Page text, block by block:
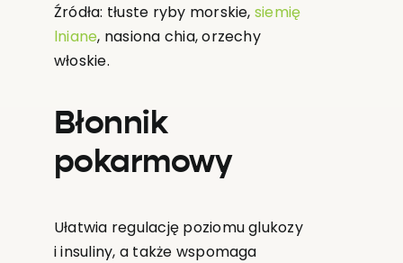
Źródła: tłuste ryby morskie, siemię
lniane, nasiona chia, orzechy
włoskie.
Błonnik
pokarmowy
Ułatwia regulację poziomu glukozy
i insuliny, a także wspomaga